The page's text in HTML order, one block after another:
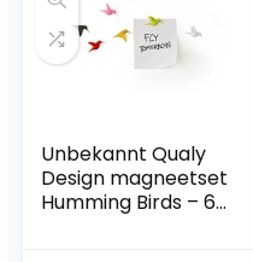
Unbekannt Qualy
Design magneetset
Humming Birds – 6-